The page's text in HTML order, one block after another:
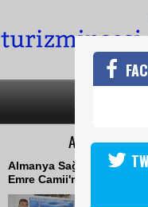
ALMAN
Almanya Sağlık Bakanı
Emre Camii'nde